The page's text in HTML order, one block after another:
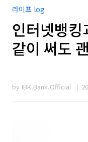
라이프 log
인터넷뱅
같이 써도
by IBK.Bank.Official